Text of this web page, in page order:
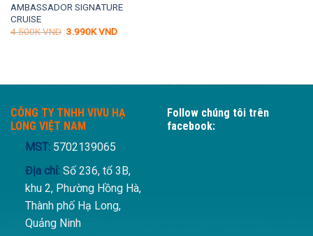
AMBASSADOR SIGNATURE
CRUISE
4.500KVND Giá
3.990KVNDGiá
CÔNG TY TNHH VIVU HẠ
LONG VIỆT NAM
MST: 5702139065
Địa chỉ:Số 236, tổ 3B,
khu 2, Phường Hồng Hà,
Thành phố Hạ Long,
Quảng Ninh
Follow chúng tôi trên
facebook: